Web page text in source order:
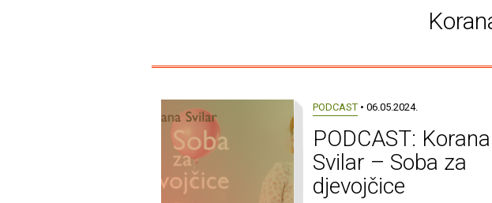
PODCAST • 06.05.2024.
PODCAST: Korana
Svilar – Soba za
djevojčice